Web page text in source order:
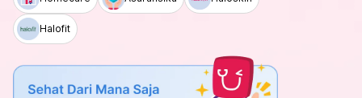
Halofit